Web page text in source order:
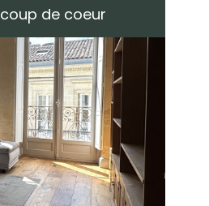
coup de coeur